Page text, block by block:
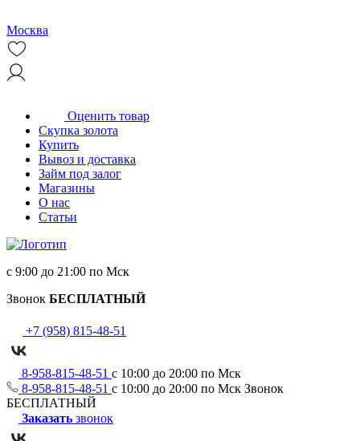
Москва
Оценить товар
Скупка золота
Купить
Вывоз и доставка
Займ под залог
Магазины
О нас
Статьи
с 9:00 до 21:00 по Мск
Звонок БЕСПЛАТНЫЙ
+7 (958) 815-48-51
8-958-815-48-51 с 10:00 до 20:00 по Мск
8-958-815-48-51 с 10:00 до 20:00 по Мск Звонок
БЕСПЛАТНЫЙ
Заказать звонок